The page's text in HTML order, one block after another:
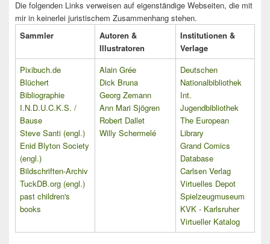
Die folgenden Links verweisen auf eigenständige Webseiten, die mit
mir in keinerlei juristischem Zusammenhang stehen.
Sammler
Autoren &
Illustratoren
Institutionen &
Verlage
Pixibuch.de
Blüchert
Bibliographie
I.N.D.U.C.K.S. /
Bause
Steve Santi (engl.)
Enid Blyton Society
(engl.)
Bildschriften-Archiv
TuckDB.org (engl.)
past children's
books
Alain Grée
Dick Bruna
Georg Zemann
Ann Mari Sjögren
Robert Dallet
Willy Schermelé
Deutschen
Nationalbibliothek
Int.
Jugendbibliothek
The European
Library
Grand Comics
Database
Carlsen Verlag
Virtuelles Depot
Spielzeugmuseum
KVK - Karlsruher
Virtueller Katalog